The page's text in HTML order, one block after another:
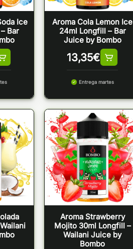
Ice
Bar
Aroma Cola Lemon Ice
24ml Longfill – Bar
Juice by Bombo
13,35€
Entrega martes
Aroma Strawberry
Mojito 30ml Longfill –
Wailani Juice by
Bombo